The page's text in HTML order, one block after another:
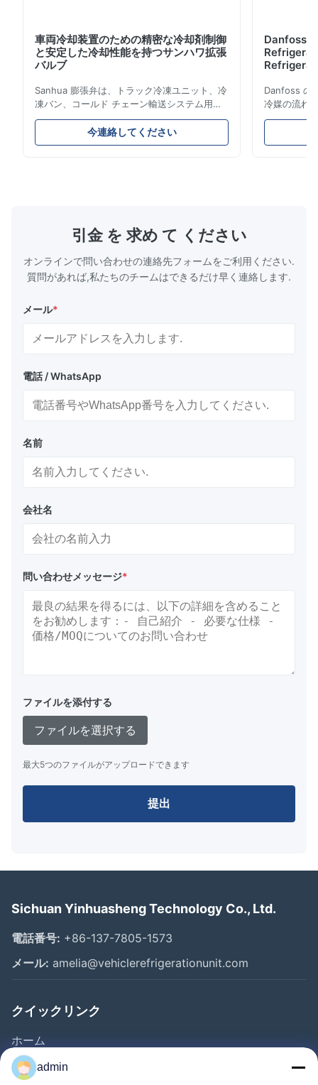
車両冷却装置のための精密な冷却剤制御
と安定した冷却性能を持つサンハワ拡張
バルブ
Sanhua 膨張弁は、トラック冷凍ユニット、冷
凍バン、コールド チェーン輸送システム用に
設計された高性能冷凍制御コンポーネントで
す。蒸発器への冷媒の流れを正確に制御し、安
定した冷却性能、エネルギー効率、信頼性の高
今連絡してください
Danfoss
Danfoss の
冷媒の流れ
とエネルギ
ムやコール
引金 を 求め て ください
オンラインで問い合わせの連絡先フォームをご利用ください.
質問があれば,私たちのチームはできるだけ早く連絡します.
メール*
電話 / WhatsApp
名前
会社名
問い合わせメッセージ*
ファイルを添付する
ファイルを選択する
最大5つのファイルがアップロードできます
提出
Sichuan Yinhuasheng Technology Co., Ltd.
電話番号: +86-137-7805-1573
メール: amelia@vehiclerefrigerationunit.com
クイックリンク
ホーム
製品 admin